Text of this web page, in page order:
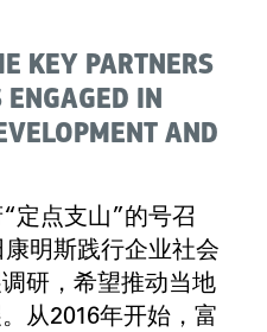
KEY PARTNERS
ENGAGED IN
AND
定点支山”的号召
康明斯践行企业社会
研，希望推动当地
从2016年开始，富